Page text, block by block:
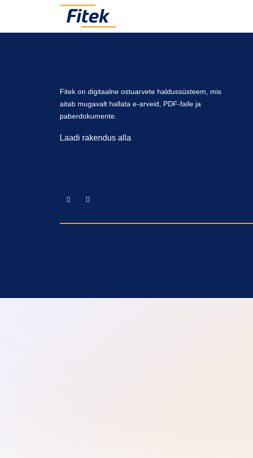
Fitek on digitaalne ostuarvete haldussüsteem, mis
aitab mugavalt hallata e-arveid, PDF-faile ja
paberdokumente.
Laadi rakendus alla